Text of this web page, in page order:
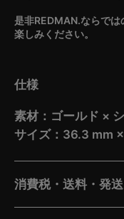
是非REDMAN.ならで
楽しみください。
仕様
素材：ゴールド ×
サイズ：36.3 mm
消費税・送料・発